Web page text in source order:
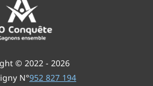
© 2022 - 2026
N°952 827 194